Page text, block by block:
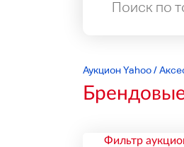
Аукцион Yahoo/
Фильтр